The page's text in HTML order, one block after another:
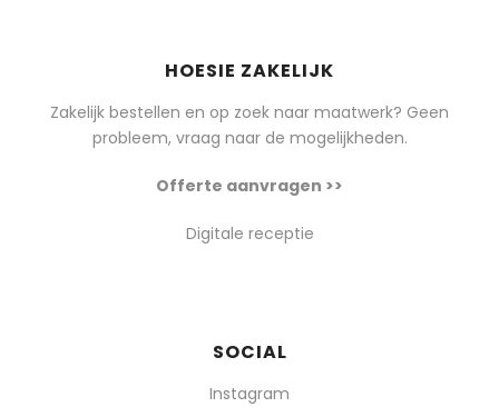
HOESIE ZAKELIJK
Zakelijk bestellen en op zoek naar maatwerk? Geen
probleem, vraag naar de mogelijkheden.
Offerte aanvragen >>
Digitale receptie
SOCIAL
Instagram